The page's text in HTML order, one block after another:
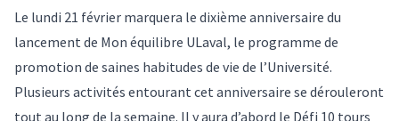
Le lundi 21 février marquera le dixième anniversaire du
lancement de Mon équilibre ULaval, le programme de
promotion de saines habitudes de vie de l’Université.
Plusieurs activités entourant cet anniversaire se dérouleront
tout au long de la semaine. Il y aura d’abord le Défi 10 tours